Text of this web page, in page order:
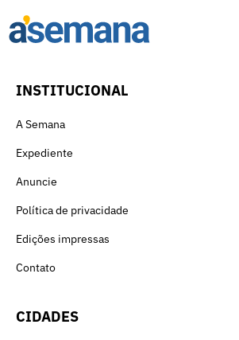
INSTITUCIONAL
A Semana
Expediente
Anuncie
Política de privacidade
Edições impressas
Contato
CIDADES